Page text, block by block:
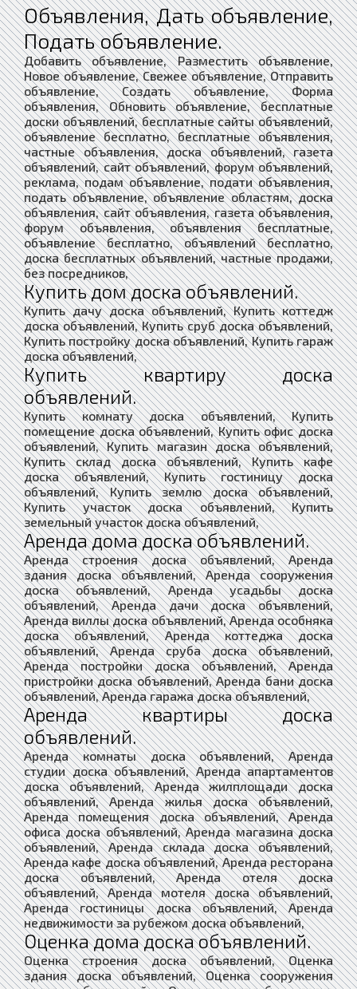
Объявления, Дать объявление,
Подать объявление.
Добавить объявление, Разместить объявление,
Новое объявление, Свежее объявление, Отправить
объявление, Создать объявление, Форма
объявления, Обновить объявление, бесплатные
доски объявлений, бесплатные сайты объявлений,
объявление бесплатно, бесплатные объявления,
частные объявления, доска объявлений, газета
объявлений, сайт объявлений, форум объявлений,
реклама, подам объявление, подати объявления,
подать объявление, объявление областям, доска
объявления, сайт объявления, газета объявления,
форум объявления, объявления бесплатные,
объявление бесплатно, объявлений бесплатно,
доска бесплатных объявлений, частные продажи,
без посредников,
Купить дом доска объявлений.
Купить дачу доска объявлений, Купить коттедж
доска объявлений, Купить сруб доска объявлений,
Купить постройку доска объявлений, Купить гараж
доска объявлений,
Купить квартиру доска
объявлений.
Купить комнату доска объявлений, Купить
помещение доска объявлений, Купить офис доска
объявлений, Купить магазин доска объявлений,
Купить склад доска объявлений, Купить кафе
доска объявлений, Купить гостиницу доска
объявлений, Купить землю доска объявлений,
Купить участок доска объявлений, Купить
земельный участок доска объявлений,
Аренда дома доска объявлений.
Аренда строения доска объявлений, Аренда
здания доска объявлений, Аренда сооружения
доска объявлений, Аренда усадьбы доска
объявлений, Аренда дачи доска объявлений,
Аренда виллы доска объявлений, Аренда особняка
доска объявлений, Аренда коттеджа доска
объявлений, Аренда сруба доска объявлений,
Аренда постройки доска объявлений, Аренда
пристройки доска объявлений, Аренда бани доска
объявлений, Аренда гаража доска объявлений,
Аренда квартиры доска
объявлений.
Аренда комнаты доска объявлений, Аренда
студии доска объявлений, Аренда апартаментов
доска объявлений, Аренда жилплощади доска
объявлений, Аренда жилья доска объявлений,
Аренда помещения доска объявлений, Аренда
офиса доска объявлений, Аренда магазина доска
объявлений, Аренда склада доска объявлений,
Аренда кафе доска объявлений, Аренда ресторана
доска объявлений, Аренда отеля доска
объявлений, Аренда мотеля доска объявлений,
Аренда гостиницы доска объявлений, Аренда
недвижимости за рубежом доска объявлений,
Оценка дома доска объявлений.
Оценка строения доска объявлений, Оценка
здания доска объявлений, Оценка сооружения